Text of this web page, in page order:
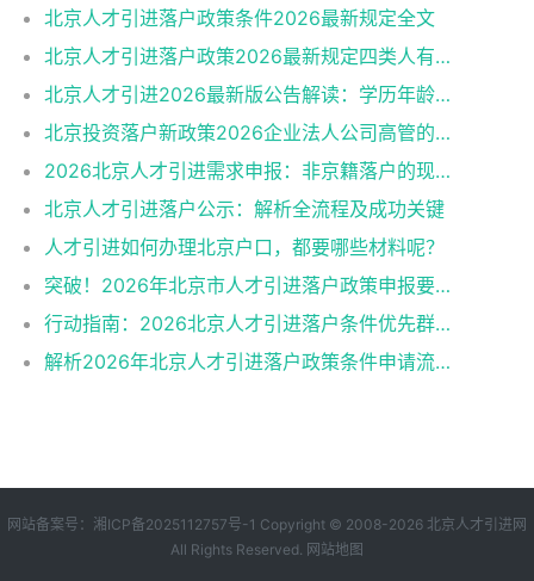
北京人才引进落户政策条件2026最新规定全文
北京人才引进落户政策2026最新规定四类人有资格
北京人才引进2026最新版公告解读：学历年龄是门槛
北京投资落户新政策2026企业法人公司高管的福音
2026北京人才引进需求申报：非京籍落户的现状与困境
北京人才引进落户公示：解析全流程及成功关键
人才引进如何办理北京户口，都要哪些材料呢？
突破！2026年北京市人才引进落户政策申报要求操作指南
行动指南：2026北京人才引进落户条件优先群体政策红利
解析2026年北京人才引进落户政策条件申请流程材料准备
网站备案号： 湘ICP备2025112757号-1 Copyright © 2008-2026 北京人才引进网
All Rights Reserved. 网站地图